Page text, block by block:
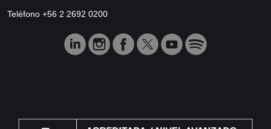
Teléfono +56 2 2692 0200